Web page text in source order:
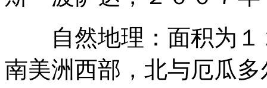
自然地理：面积为１
南美洲西部，北与厄瓜